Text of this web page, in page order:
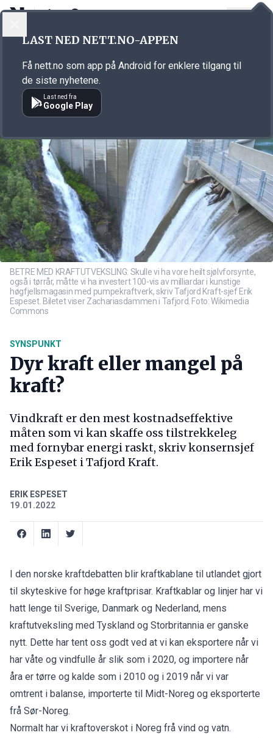
Annonsørinnhold
BETRE MED KRAFTUTVEKSLING: Skulle vi ha vore heilt sjølvforsynte,
også i tørrår, måtte vi ha investert 100-vis av milliardar i kunstige
høgfjellsmagasin med pumpekraftverk, skriv Tafjord Kraft-sjef Erik
Espeset. Biletet viser Zachariasdammen i Tafjord. Foto: Wikimedia
Commons
SYNSPUNKT
Dyr kraft eller mangel på
kraft?
Vindkraft er den mest kostnadseffektive
måten som vi kan skaffe oss tilstrekkeleg
med fornybar energi raskt, skriv konsernsjef
Erik Espeset i Tafjord Kraft.
ERIK ESPESET
19.01.2022
I den norske kraftdebatten blir kraftkablane til utlandet gjort
til skyteskive for høge kraftprisar. Kraftkablar og linjer har vi
hatt lenge til Sverige, Danmark og Nederland, mens
kraftutveksling med Tyskland og Storbritannia er ganske
nytt. Dette har tent oss godt ved at vi kan eksportere når vi
har våte og vindfulle år slik som i 2020, og importere når
åra er tørre og kalde som i 2010 og i 2019 når vi var
omtrent i balanse, importerte til Midt-Noreg og eksporterte
frå Sør-Noreg.
Normalt har vi kraftoverskot i Noreg frå vind og vatn.
LAST NED NETT.NO-APPEN
Få nett.no som app på Android for enklere tilgang til
de siste nyhetene.
Last ned fra
Google Play